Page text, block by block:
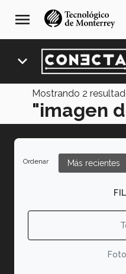
navegación
principal
menu
expand_more
Mostrando 2
"imagen
Ordenar